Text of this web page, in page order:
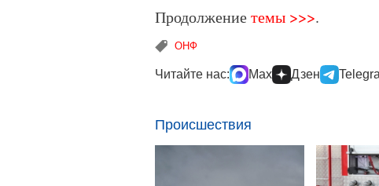
Продолжениетемы >>>.
ОНФ
Читайте нас: Max Дзен
Происшествия